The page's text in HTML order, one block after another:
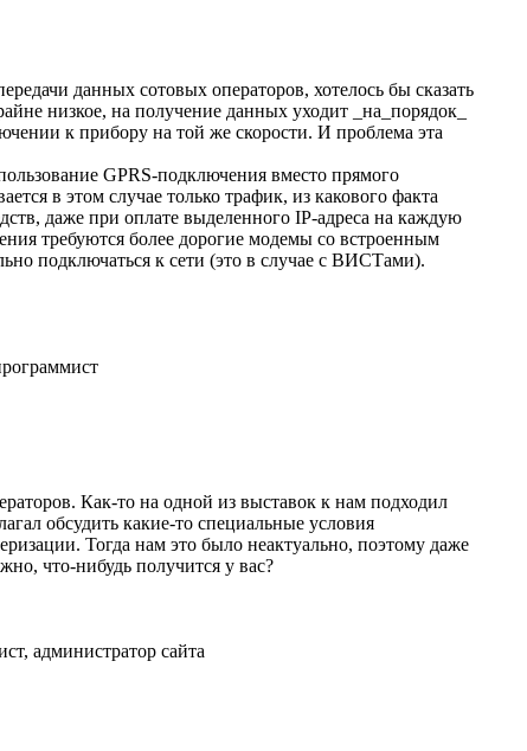
данных сотовых операторов, хотелось бы сказать
низкое, на получение данных уходит _на_порядок_
к прибору на той же скорости. И проблема эта
GPRS-подключения вместо прямого
в этом случае только трафик, из какового факта
даже при оплате выделенного IP-адреса на каждую
требуются более дорогие модемы со встроенным
подключаться к сети (это в случае с ВИСТами).
Как-то на одной из выставок к нам подходил
обсудить какие-то специальные условия
Тогда нам это было неактуально, поэтому даже
что-нибудь получится у вас?
администратор сайта